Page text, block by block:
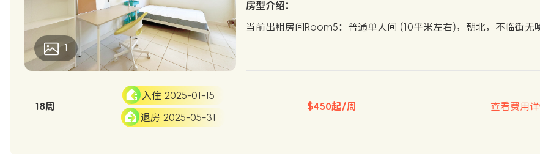
1
房型介绍：
当前出租房间Room5：普通单人间 (10平米左右)，朝北，不临街无
18周
入住 2025-01-15
退房 2025-05-31
$450起/周 查看费用